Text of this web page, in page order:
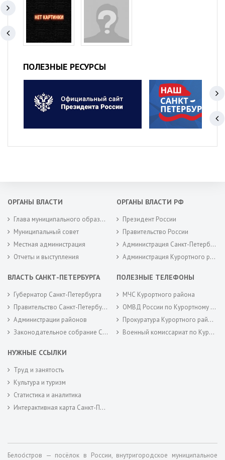
ПОЛЕЗНЫЕ РЕСУРСЫ
ОРГАНЫ ВЛАСТИ
Глава муниципального образования
Муниципальный совет
Местная администрация
Отчеты и выступления
ОРГАНЫ ВЛАСТИ РФ
Президент России
Правительство России
Администрация Санкт-Петербурга
Администрация Курортного района Санкт-Петербурга
ВЛАСТЬ САНКТ-ПЕТЕРБУРГА
Губернатор Санкт-Петербурга
Правительство Санкт-Петербурга
Администрации районов
Законодательное собрание Санкт-Петербурга
ПОЛЕЗНЫЕ ТЕЛЕФОНЫ
МЧС Курортного района
ОМВД России по Курортному району
Прокуратура Курортного района
Военный комиссариат по Курортному районам города Санкт-Петербурга
НУЖНЫЕ ССЫЛКИ
Труд и занятость
Культура и туризм
Статистика и аналитика
Интерактивная карта Санкт-Петербурга
Белоо́стров — посёлок в России, внутригородское муниципальное